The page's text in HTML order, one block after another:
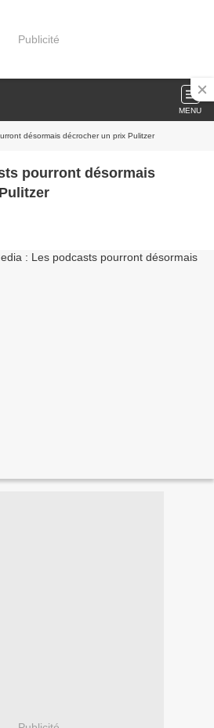
Publicité
MENU
désormais décrocher un prix Pulitzer
pourront désormais